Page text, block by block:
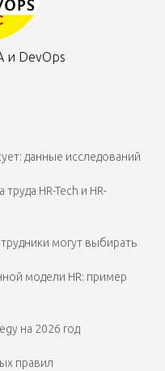
и DevOps
данные исследований
HR-Tech и HR-
могут выбирать
модели HR: пример
на 2026 год
правил